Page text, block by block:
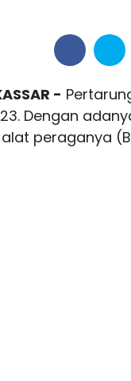
-
Dengan
peraganya